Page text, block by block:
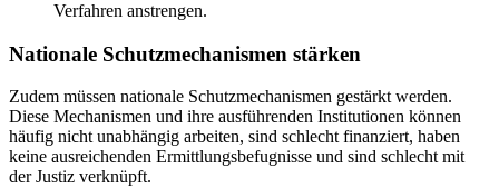
Verfahren anstrengen.
Nationale Schutzmechanismen stärken
Zudem müssen nationale Schutzmechanismen gestärkt werden.
Diese Mechanismen und ihre ausführenden Institutionen können
häufig nicht unabhängig arbeiten, sind schlecht finanziert, haben
keine ausreichenden Ermittlungsbefugnisse und sind schlecht mit
der Justiz verknüpft.